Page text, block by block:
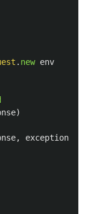
. new env
)
, exception